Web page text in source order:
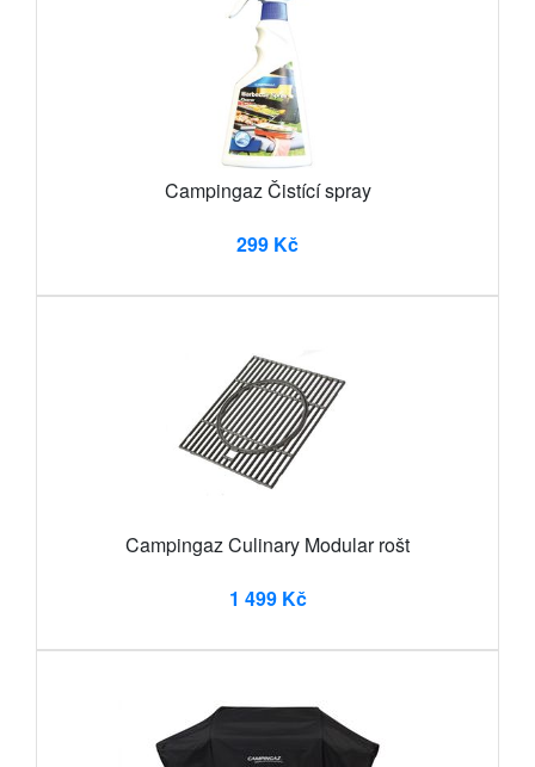
Campingaz Čistící spray
299 Kč
Campingaz Culinary Modular rošt
1 499 Kč